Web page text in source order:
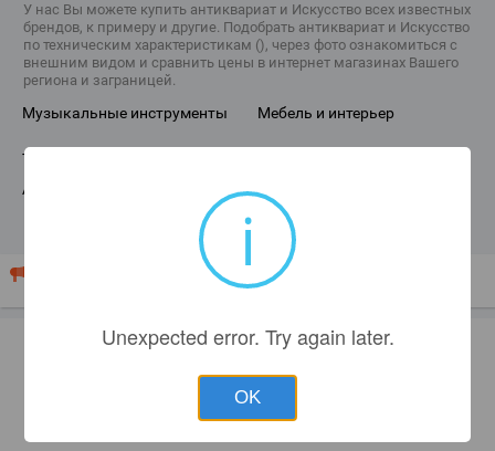
У нас Вы можете купить антиквариат и Искусство всех известных
брендов, к примеру и другие. Подобрать антиквариат и Искусство
по техническим характеристикам (), через фото ознакомиться с
внешним видом и сравнить цены в интернет магазинах Вашего
региона и заграницей.
музыкальные инструменты мебель и интерьер
ПОКАЗАТЬ ВСЕ КАТЕГОРИИ
Ваш магазин продает "Антиквариат и Искусство"?
Разместите Ваш прайс-лист или рекламу здесь!
i
Unexpected error. Try again later.
OK